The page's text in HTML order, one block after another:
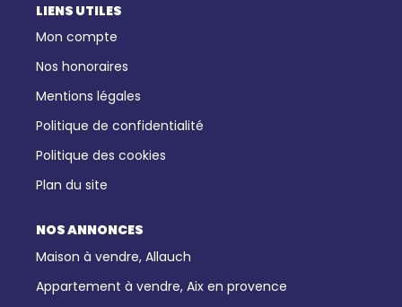
LIENS UTILES
Mon compte
Nos honoraires
Mentions légales
Politique de confidentialité
Politique des cookies
Plan du site
NOS ANNONCES
Maison à vendre, Allauch
Appartement à vendre, Aix en provence